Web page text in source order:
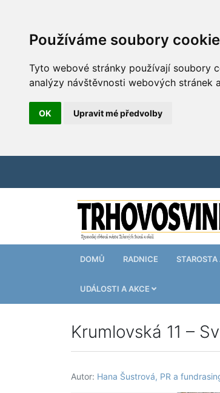
Používáme soubory
Tyto webové stránky používají soubory
analýzy návštěvnosti webových stránek
OK Upravit mé předvolby
DOMŮ RADNICE STAROSTA
UDÁLOSTI A AKCE
Krumlovská 11 –
Autor: Hana Šustrová, PR a